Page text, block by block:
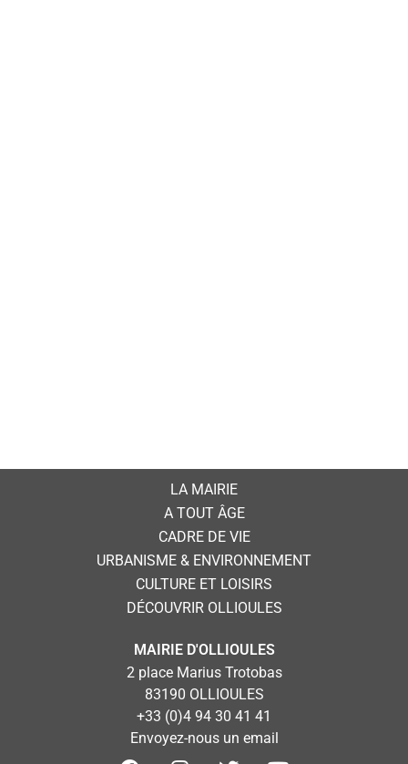
LA MAIRIE
A TOUT ÂGE
CADRE DE VIE
URBANISME & ENVIRONNEMENT
CULTURE ET LOISIRS
DÉCOUVRIR OLLIOULES
MAIRIE D'OLLIOULES
2 place Marius Trotobas
83190 OLLIOULES
+33 (0)4 94 30 41 41
Envoyez-nous un email